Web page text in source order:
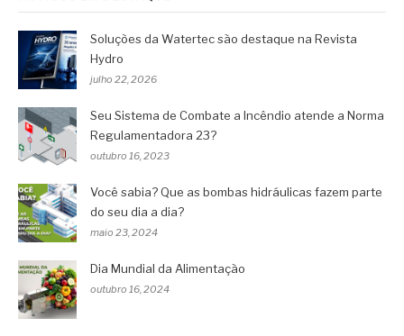
Soluções da Watertec são destaque na Revista
Hydro
julho 22, 2026
Seu Sistema de Combate a Incêndio atende a Norma
Regulamentadora 23?
outubro 16, 2023
Você sabia? Que as bombas hidráulicas fazem parte
do seu dia a dia?
maio 23, 2024
Dia Mundial da Alimentação
outubro 16, 2024